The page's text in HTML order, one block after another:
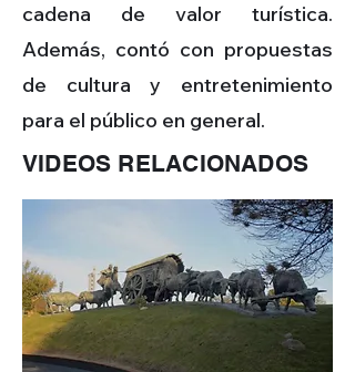
cadena de valor turística.
Además, contó con propuestas
de cultura y entretenimiento
para el público en general.
VIDEOS RELACIONADOS